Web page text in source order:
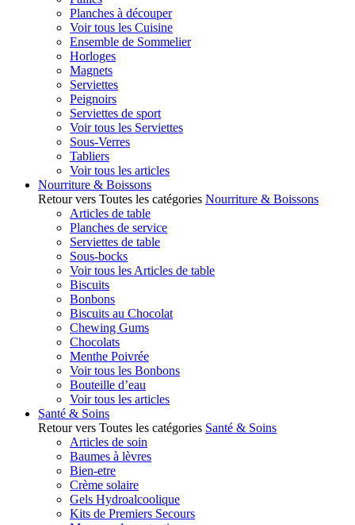
Planches à découper
Voir tous les Cuisine
Ensemble de Sommelier
Horloges
Magnets
Serviettes
Peignoirs
Serviettes de sport
Voir tous les Serviettes
Sous-Verres
Tabliers
Voir tous les articles
Nourriture & Boissons
Retour vers Toutes les catégories Nourriture & Boissons
Articles de table
Planches de service
Serviettes de table
Sous-bocks
Voir tous les Articles de table
Biscuits
Bonbons
Biscuits au Chocolat
Chewing Gums
Chocolats
Menthe Poivrée
Voir tous les Bonbons
Bouteille d’eau
Voir tous les articles
Santé & Soins
Retour vers Toutes les catégories Santé & Soins
Articles de soin
Baumes à lèvres
Bien-etre
Crème solaire
Gels Hydroalcoolique
Kits de Premiers Secours